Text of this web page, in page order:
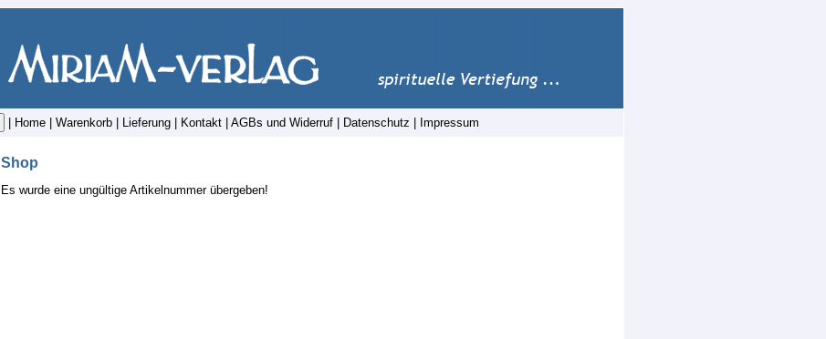
Home Warenkorb Lieferung Kontakt AGBs und Widerruf Datenschutz Impressum
Shop
Es wurde eine ungültige Artikelnummer übergeben!